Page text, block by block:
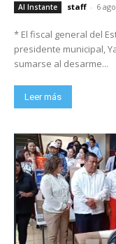
Al Instante staff - 6
* El fiscal general del
presidente municipal,
sumarse al desarme...
Leer más